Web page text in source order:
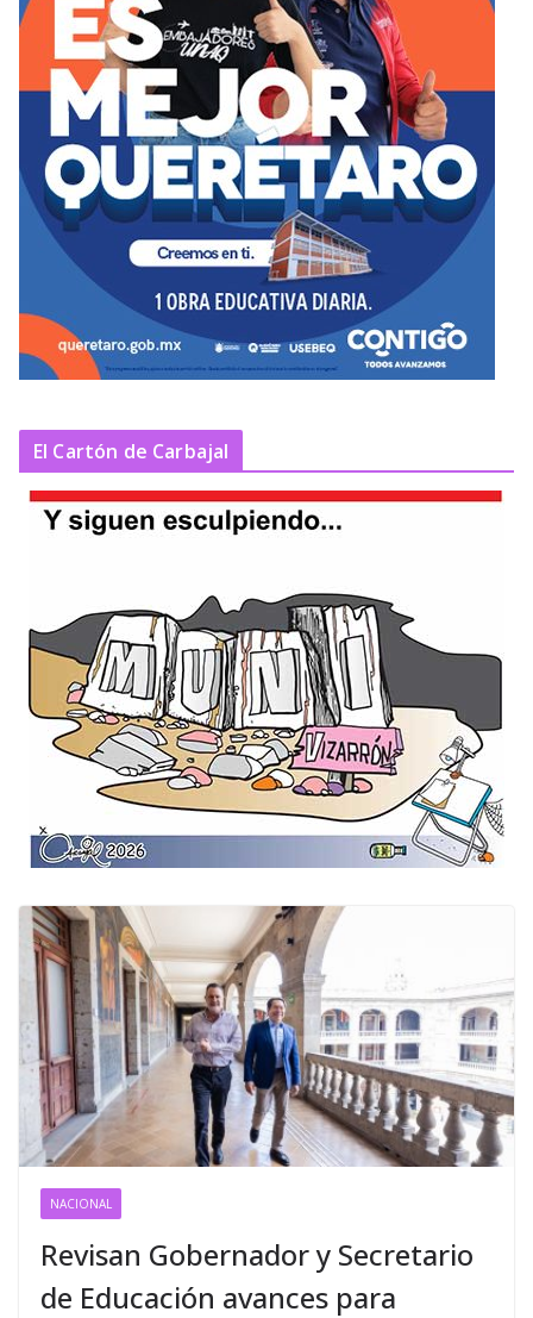
El Cartón de Carbajal
NACIONAL
Revisan Gobernador y Secretario
de Educación avances para